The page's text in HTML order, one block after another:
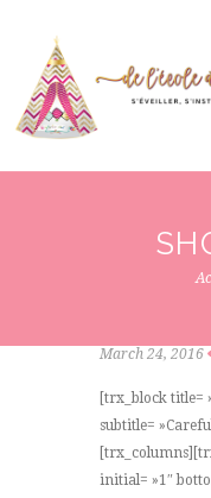
March 24, 2016
[trx_block title=
subtitle=
initial= »1″